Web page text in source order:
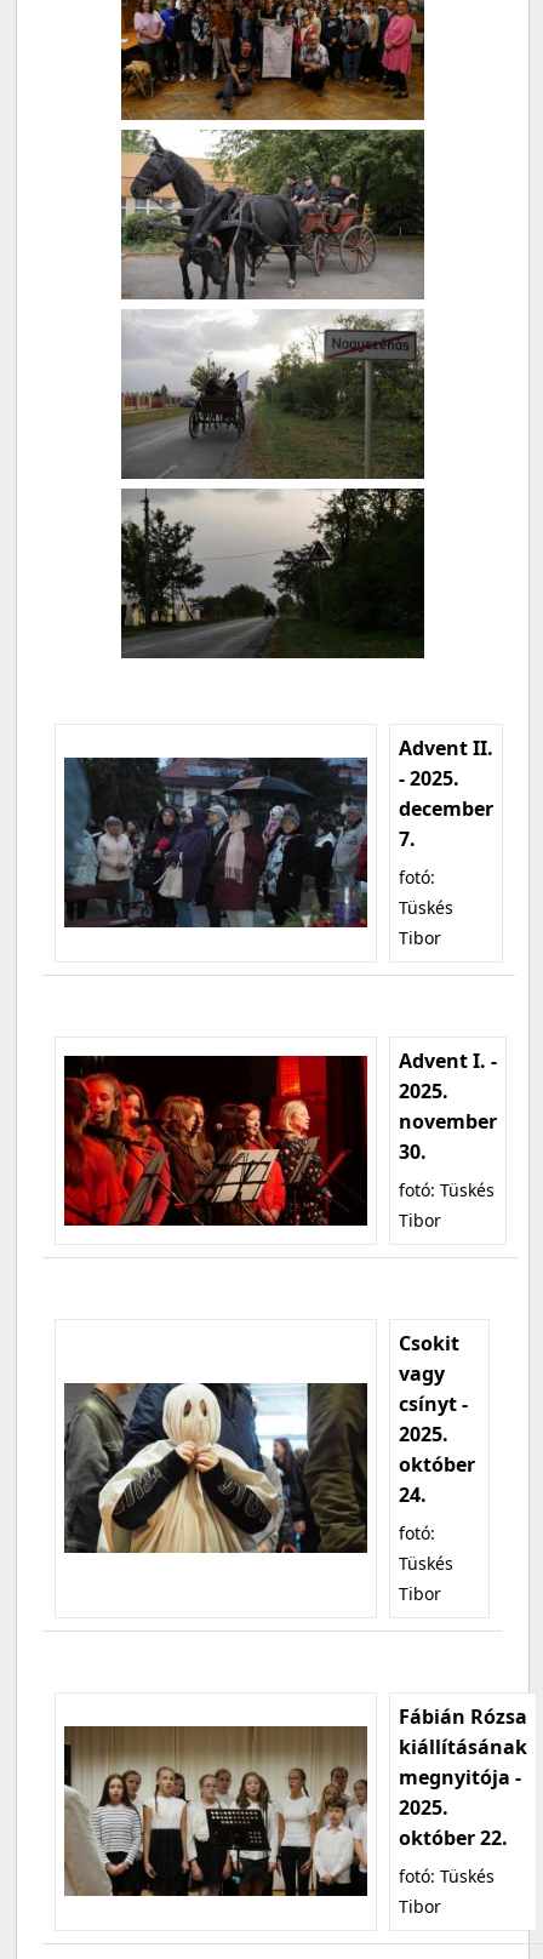
Advent II.
- 2025.
december
7.
fotó:
Tüskés
Tibor
Advent I. -
2025.
november
30.
fotó: Tüskés
Tibor
Csokit
vagy
csínyt -
2025.
október
24.
fotó:
Tüskés
Tibor
Fábián Rózsa
kiállításának
megnyitója -
2025.
október 22.
fotó: Tüskés
Tibor